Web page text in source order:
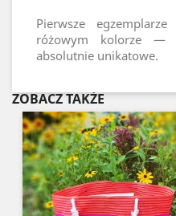
Pierwsze
różowym kolorze —
absolutnie unikatowe.
ZOBACZ TAKŻE